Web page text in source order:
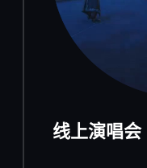
线上演唱会